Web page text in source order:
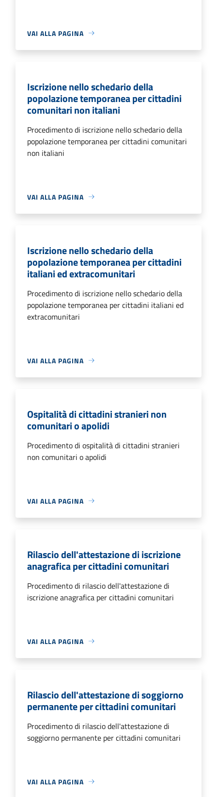
VAI ALLA PAGINA
Iscrizione nello schedario della
popolazione temporanea per cittadini
comunitari non italiani
Procedimento di iscrizione nello schedario della
popolazione temporanea per cittadini comunitari
non italiani
VAI ALLA PAGINA
Iscrizione nello schedario della
popolazione temporanea per cittadini
italiani ed extracomunitari
Procedimento di iscrizione nello schedario della
popolazione temporanea per cittadini italiani ed
extracomunitari
VAI ALLA PAGINA
Ospitalità di cittadini stranieri non
comunitari o apolidi
Procedimento di ospitalità di cittadini stranieri
non comunitari o apolidi
VAI ALLA PAGINA
Rilascio dell'attestazione di iscrizione
anagrafica per cittadini comunitari
Procedimento di rilascio dell'attestazione di
iscrizione anagrafica per cittadini comunitari
VAI ALLA PAGINA
Rilascio dell'attestazione di soggiorno
permanente per cittadini comunitari
Procedimento di rilascio dell'attestazione di
soggiorno permanente per cittadini comunitari
VAI ALLA PAGINA